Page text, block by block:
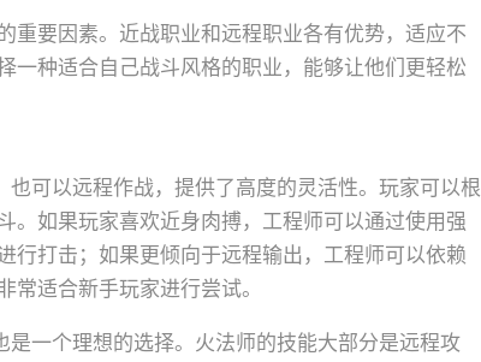
重要因素。近战职业和远程职业各有优势，适应不
一种适合自己战斗风格的职业，能够让他们更轻松
也可以远程作战，提供了高度的灵活性。玩家可以根
。如果玩家喜欢近身肉搏，工程师可以通过使用强
行打击；如果更倾向于远程输出，工程师可以依赖
适合新手玩家进行尝试。
是一个理想的选择。火法师的技能大部分是远程攻